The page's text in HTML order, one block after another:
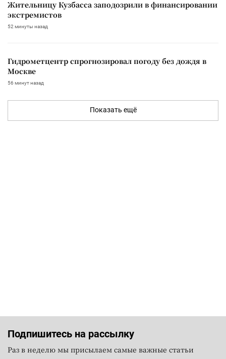
Жительницу Кузбасса заподозрили в финансировании
экстремистов
52 минуты назад
Гидрометцентр спрогнозировал погоду без дождя в
Москве
56 минут назад
Показать ещё
Подпишитесь на рассылку
Раз в неделю мы присылаем самые важные статьи